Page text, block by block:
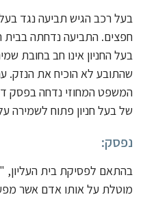
בעל רכב הגיש תביעה נגד
חפצים. התביעה נדחתה בבית
בעל החניון אינו חב בחובת
שהתובע לא הוכיח את הנזק.
המשפט המחוזי נדחה בפסק
של בעל חניון פתוח לשמירה
נפסק:
בהתאם לפסיקת בית
מוטלת על אותו אדם אשר